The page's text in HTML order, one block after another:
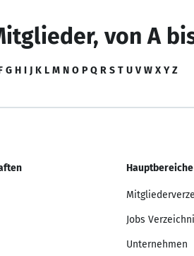
von A
G H I J K L M N O P Q R S T U V W X Y Z
Hauptbereiche
Jobs
Unternehmen